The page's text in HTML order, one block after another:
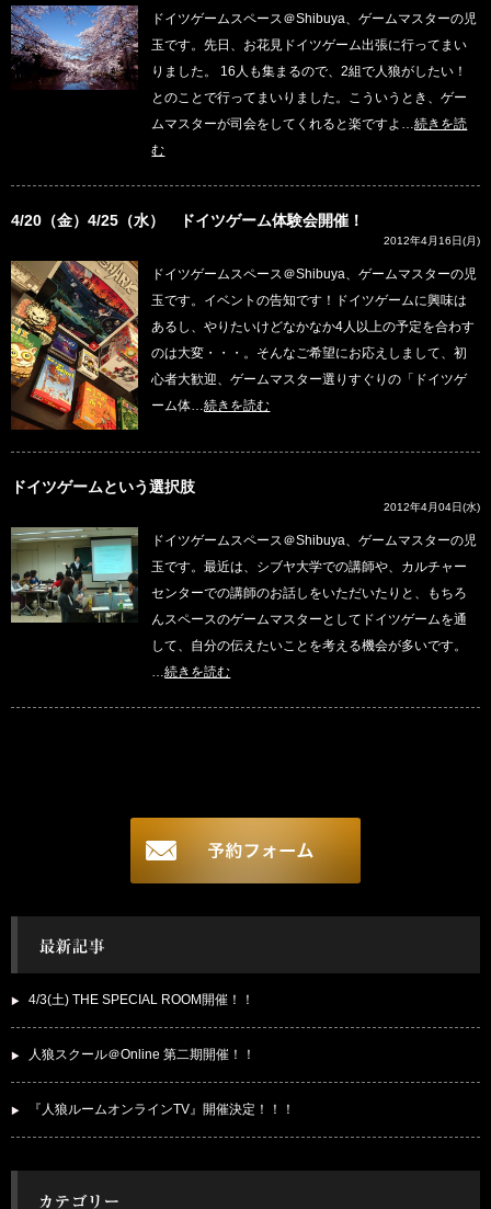
ドイツゲームスペース＠Shibuya、ゲームマスターの児
玉です。先日、お花見ドイツゲーム出張に行ってまい
りました。 16人も集まるので、2組で人狼がしたい！
とのことで行ってまいりました。こういうとき、ゲー
ムマスターが司会をしてくれると楽ですよ…続きを読
む
4/20（金）4/25（水） ドイツゲーム体験会開催！
2012年4月16日(月)
ドイツゲームスペース＠Shibuya、ゲームマスターの児
玉です。イベントの告知です！ドイツゲームに興味は
あるし、やりたいけどなかなか4人以上の予定を合わす
のは大変・・・。そんなご希望にお応えしまして、初
心者大歓迎、ゲームマスター選りすぐりの「ドイツゲ
ーム体…続きを読む
ドイツゲームという選択肢
2012年4月04日(水)
ドイツゲームスペース＠Shibuya、ゲームマスターの児
玉です。最近は、シブヤ大学での講師や、カルチャー
センターでの講師のお話しをいただいたりと、もちろ
んスペースのゲームマスターとしてドイツゲームを通
して、自分の伝えたいことを考える機会が多いです。
…続きを読む
4/3(土) THE SPECIAL ROOM開催！！
人狼スクール＠Online 第二期開催！！
『人狼ルームオンラインTV』開催決定！！！